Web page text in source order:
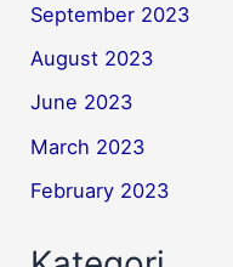
September 2023
August 2023
June 2023
March 2023
February 2023